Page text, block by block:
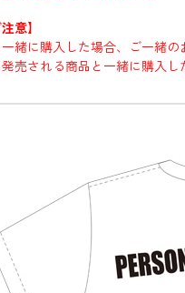
意】
緒に購入した場合、ご一緒の
売される商品と一緒に購入